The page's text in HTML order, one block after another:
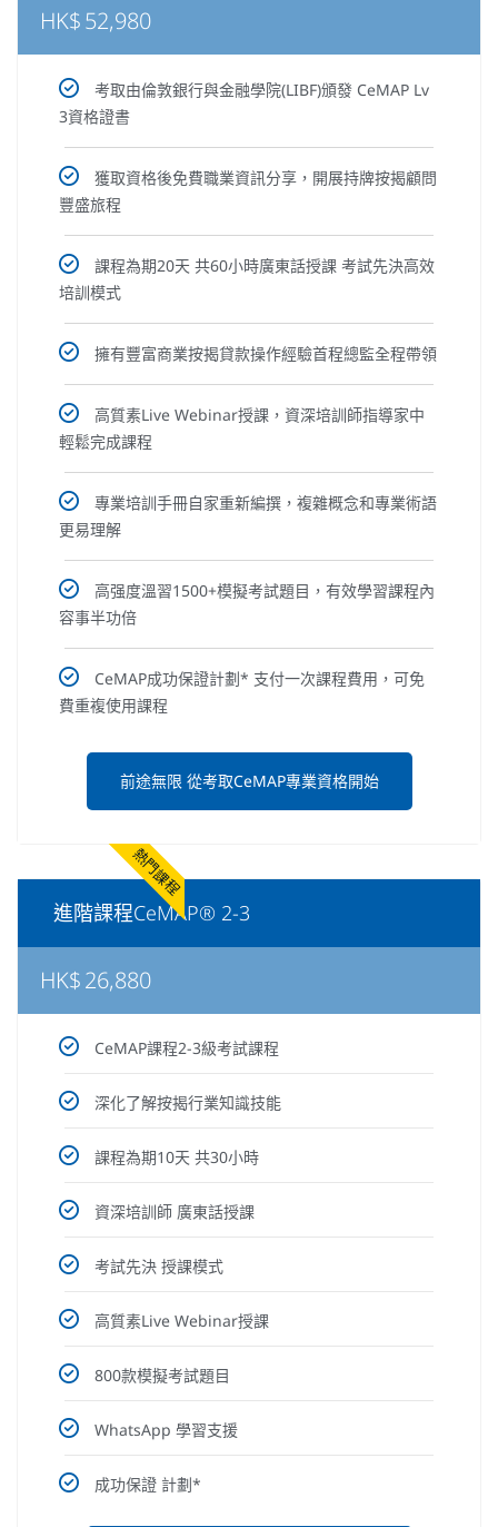
HK$52,980
考取由倫敦銀行與金融學院(LIBF)頒發 CeMAP Lv
3資格證書
獲取資格後免費職業資訊分享，開展持牌按揭顧問
豐盛旅程
課程為期20天 共60小時廣東話授課 考試先決高效
培訓模式
擁有豐富商業按揭貸款操作經驗首程總監全程帶領
高質素Live Webinar授課，資深培訓師指導家中
輕鬆完成課程
專業培訓手冊自家重新編撰，複雜概念和專業術語
更易理解
高强度溫習1500+模擬考試題目，有效學習課程內
容事半功倍
CeMAP成功保證計劃* 支付一次課程費用，可免
費重複使用課程
前途無限 從考取CeMAP專業資格開始
熱門課程
進階課程CeMAP® 2-3
HK$26,880
CeMAP課程2-3級考試課程
深化了解按揭行業知識技能
課程為期10天 共30小時
資深培訓師 廣東話授課
考試先決 授課模式
高質素Live Webinar授課
800款模擬考試題目
WhatsApp 學習支援
成功保證 計劃*